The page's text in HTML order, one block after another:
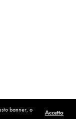
banner, o Accetto